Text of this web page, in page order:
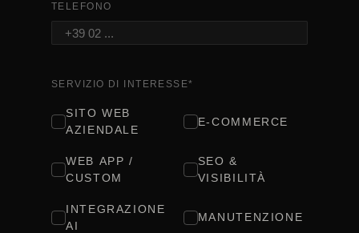
TELEFONO
SERVIZIO DI INTERESSE*
SITO WEB
AZIENDALE
E-COMMERCE
WEB APP /
CUSTOM
SEO &
VISIBILITÀ
INTEGRAZIONE
AI
MANUTENZIONE